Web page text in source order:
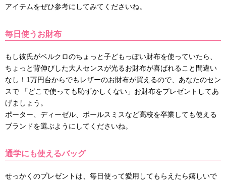
アイテムをぜひ参考にしてみてくださいね。
毎日使うお財布
もし彼氏がベルクロのちょっと子どもっぽい財布を使っていたら、
ちょっと背伸びした大人センスが光るお財布が喜ばれること間違い
なし！1万円台からでもレザーのお財布が買えるので、あなたのセン
スで 「どこで使っても恥ずかしくない」お財布をプレゼントしてあ
げましょう。
ポーター、ディーゼル、ポールスミスなど高校を卒業しても使える
ブランドを選ぶようにしてくださいね。
通学にも使えるバッグ
せっかくのプレゼントは、毎日使って愛用してもらえたら嬉しいで